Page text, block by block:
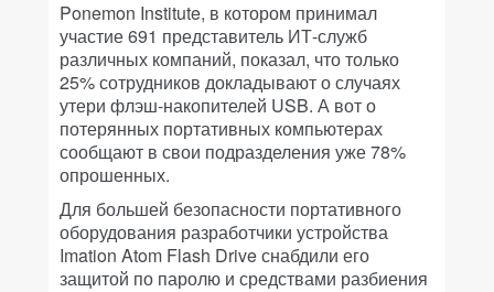
Ponemon Institute, в котором принимал
участие 691 представитель ИТ-служб
различных компаний, показал, что только
25% сотрудников докладывают о случаях
утери флэш-накопителей USB. А вот о
потерянных портативных компьютерах
сообщают в свои подразделения уже 78%
опрошенных.
Для большей безопасности портативного
оборудования разработчики устройства
Imation Atom Flash Drive снабдили его
защитой по паролю и средствами разбиения